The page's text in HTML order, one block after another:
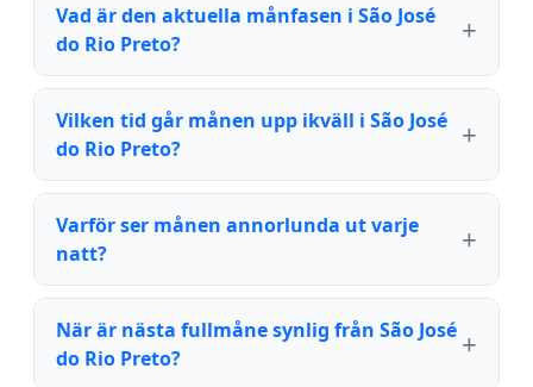
Vad är den aktuella månfasen i São José
do Rio Preto?
Vilken tid går månen upp ikväll i São José
do Rio Preto?
Varför ser månen annorlunda ut varje
natt?
När är nästa fullmåne synlig från São José
do Rio Preto?